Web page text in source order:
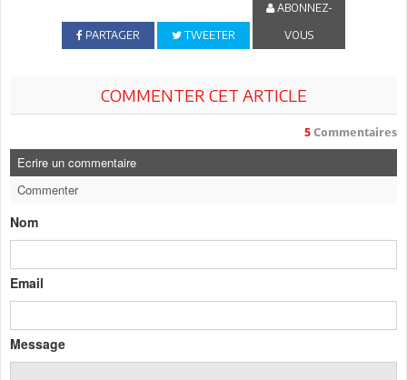
PARTAGER TWEETER
ABONNEZ-
VOUS
COMMENTER CET ARTICLE
5 Commentaires
Ecrire un commentaire
Commenter
Nom
Email
Message